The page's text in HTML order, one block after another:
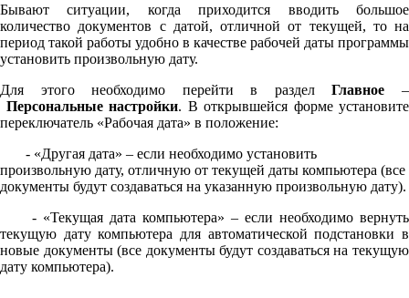
Бывают ситуации, когда приходится вводить большое
количество документов с датой, отличной от текущей, то на
период такой работы удобно в качестве рабочей даты программы
установить произвольную дату.
Для этого необходимо перейти в разделГлавное –
Персональные настройки. В открывшейся форме установите
переключатель «Рабочая дата» в положение:
- «Другая дата» – если необходимо установить
произвольную дату, отличную от текущей даты компьютера (все
документы будут создаваться на указанную произвольную дату).
- «Текущая дата компьютера» – если необходимо вернуть
текущую дату компьютера для автоматической подстановки в
новые документы (все документы будут создаваться на текущую
дату компьютера).